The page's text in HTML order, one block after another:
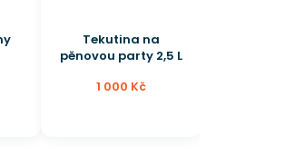
Vozík na
nafukovadla
5 820 Kč